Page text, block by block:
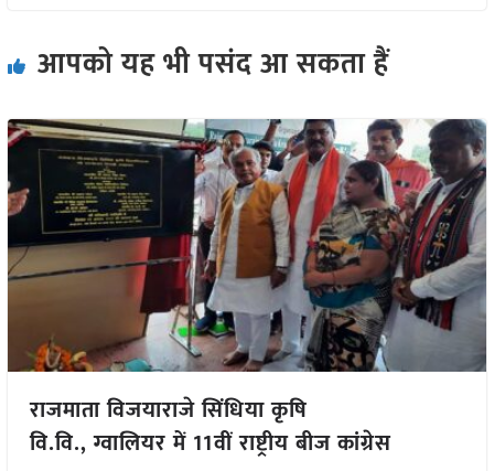
आपको यह भी पसंद आ सकता हैं
राजमाता विजयाराजे सिंधिया कृषि
वि.वि., ग्वालियर में 11वीं राष्ट्रीय बीज कांग्रेस